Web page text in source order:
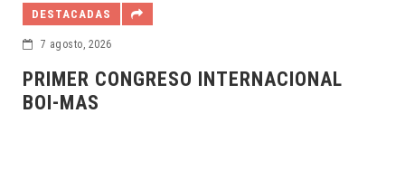
DESTACADAS
6 agosto, 2026
SEFOTUR AMPLÍA LAS OPORTUNIDADES
DE CAPACITACIÓN